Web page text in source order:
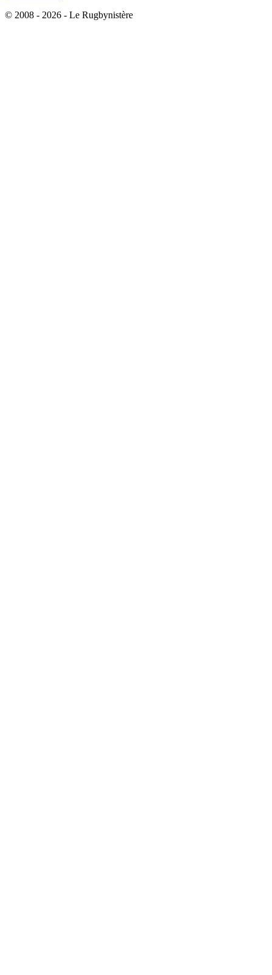
© 2008 - 2026 - Le Rugbynistère